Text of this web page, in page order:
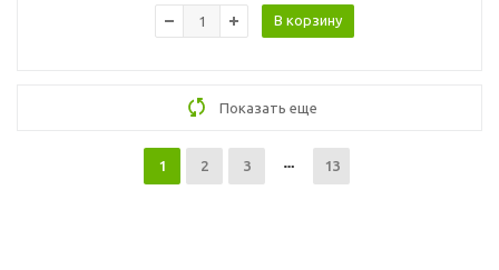
В корзину
Показать еще
1 2 3 13